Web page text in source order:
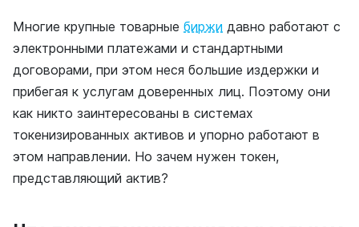
Многие крупные товарные биржи давно работают с
электронными платежами и стандартными
договорами, при этом неся большие издержки и
прибегая к услугам доверенных лиц. Поэтому они
как никто заинтересованы в системах
токенизированных активов и упорно работают в
этом направлении. Но зачем нужен токен,
представляющий актив?